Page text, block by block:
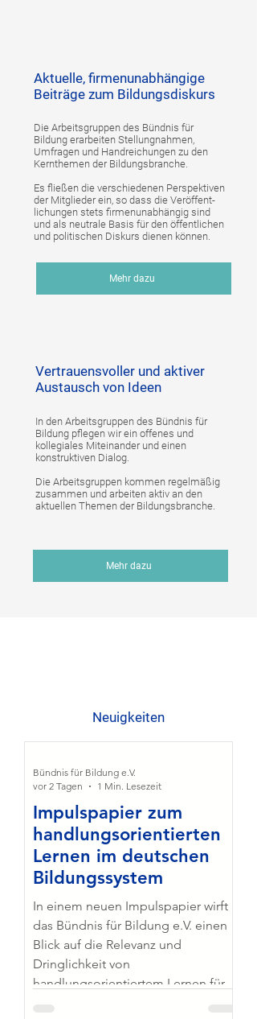
Aktuelle, firmenunabhängige
Beiträge zum Bildungsdiskurs
Die Arbeitsgruppen des Bündnis für
Bildung erarbeiten Stellungnahmen,
Umfragen und Handreichungen zu den
Kernthemen der Bildungsbranche.
Es fließen die verschiedenen Perspektiven
der Mitglieder ein, so dass die Veröffent-
lichungen stets firmenunabhängig sind
und als neutrale Basis für den öffentlichen
und politischen Diskurs dienen können.
Mehr dazu
Vertrauensvoller und aktiver
Austausch von Ideen
In den Arbeitsgruppen des Bündnis für
Bildung pflegen wir ein offenes und
kollegiales Miteinander und einen
konstruktiven Dialog.
Die Arbeitsgruppen kommen regelmäßig
zusammen und arbeiten aktiv an den
aktuellen Themen der Bildungsbranche.
Mehr dazu
Neuigkeiten
Impulspapier zum
handlungsorientierten
Lernen im deutschen
Bildungssystem
In einem neuen Impulspapier wirft
das Bündnis für Bildung e.V. einen
Blick auf die Relevanz und
Dringlichkeit von
handlungsorientiertem Lernen für
Bündnis für Bildung e.V.
vor 2 Tagen
1 Min. Lesezeit